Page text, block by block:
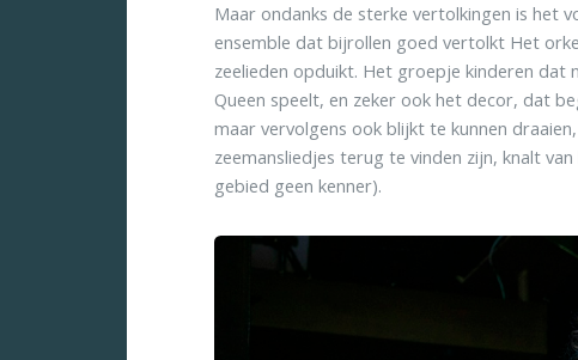
Maar ondanks de sterke vertolkingen is het
ensemble dat bijrollen goed vertolkt Het
zeelieden opduikt. Het groepje kinderen dat
Queen speelt, en zeker ook het decor, dat
maar vervolgens ook blijkt te kunnen
zeemansliedjes terug te vinden zijn, knalt
gebied geen kenner).